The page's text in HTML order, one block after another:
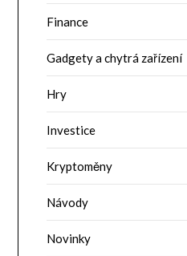
Finance
Gadgety a chytrá zařízení
Hry
Investice
Kryptoměny
Návody
Novinky